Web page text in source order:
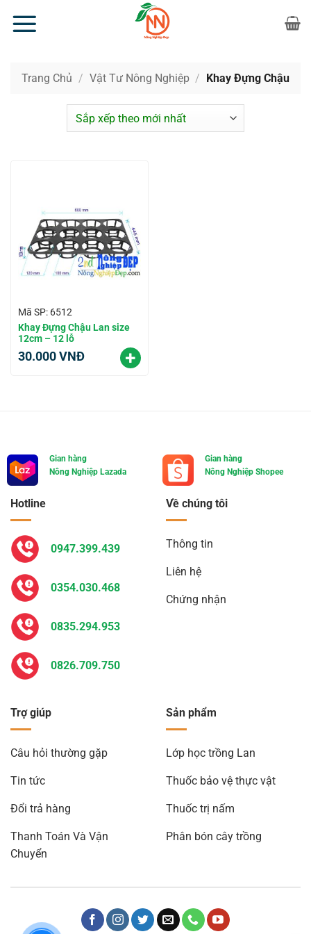
qua
Trang Chủ / Vật Tư Nông Nghiệp / Khay Đựng Chậu
Mã SP: 6512
Khay Đựng Chậu Lan size
12cm – 12 lỗ
30.000VNĐ
Gian hàng
Nông Nghiệp Lazada
Gian hàng
Nông Nghiệp Shopee
Về chúng tôi
Thông tin
Liên hệ
Chứng nhận
Trợ giúp
Câu hỏi thường gặp
Tin tức
Đổi trả hàng
Thanh Toán Và Vận
Chuyển
Sản phẩm
Lớp học trồng Lan
Thuốc bảo vệ thực vật
Thuốc trị nấm
Phân bón cây trồng
Hotline
0947.399.439
0354.030.468
0835.294.953
0826.709.750